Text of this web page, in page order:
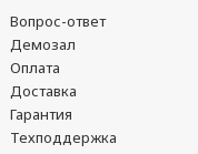
Вопрос-ответ
Демозал
Оплата
Доставка
Гарантия
Техподдержка